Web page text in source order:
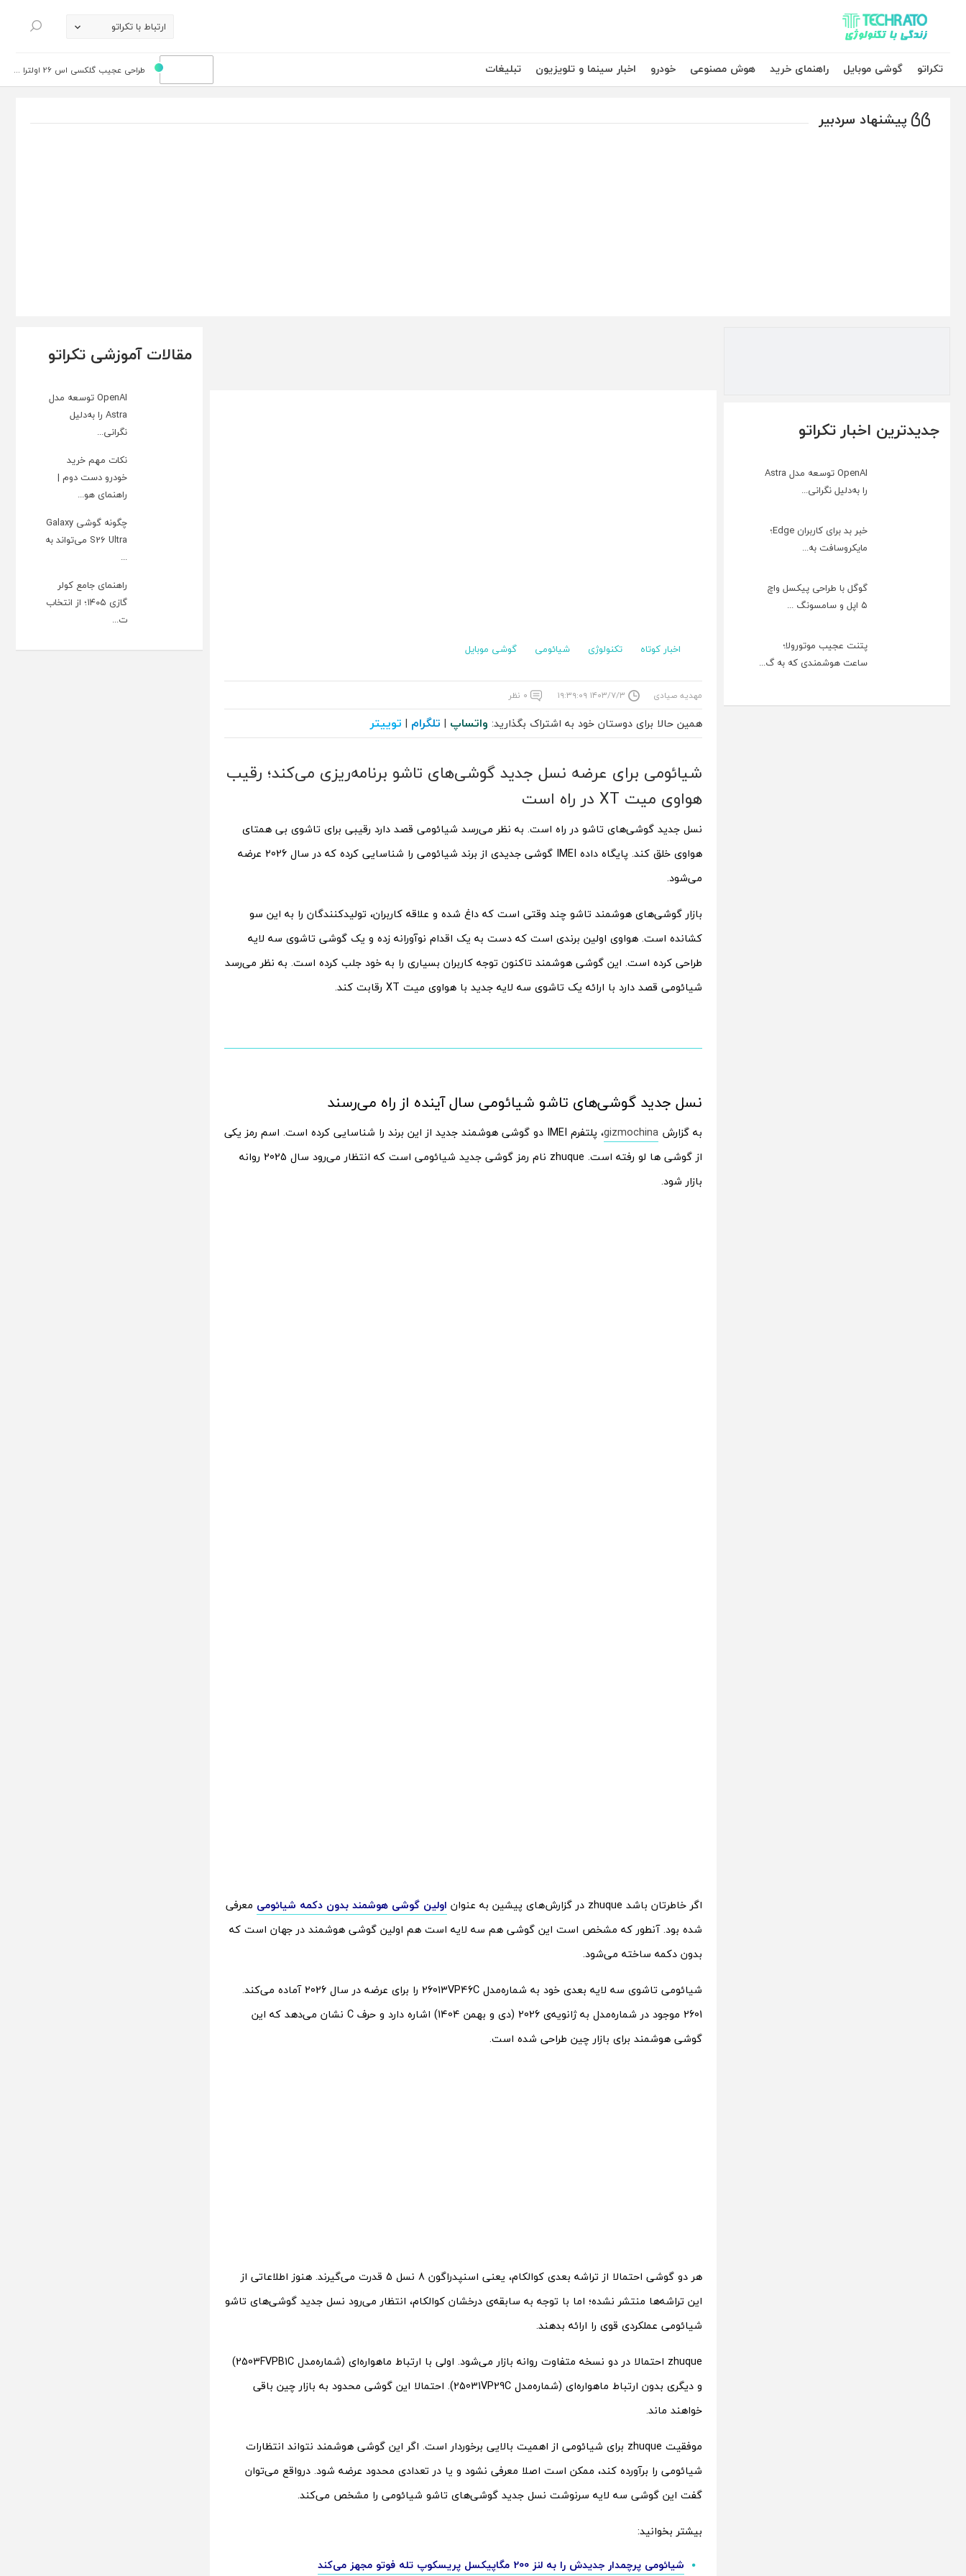
تکراتو – زندگی با تکنولوژی ارتباط با تکراتو
جستجو
تکراتو
گوشی موبایل راهنمای خرید هوش مصنوعی خودرو اخبار سینما و تلویزیون تبلیغات طراحی عجیب گلکسی اس 26 اولترا ...
پیشنهاد سردبیر
جدیدترین اخبار تکراتو
OpenAI توسعه مدل Astra
را به‌دلیل نگرانی...
خبر بد برای کاربران Edge؛
مایکروسافت به‌...
گوگل با طراحی پیکسل واچ
۵ اپل و سامسونگ ...
پتنت عجیب موتورولا؛
ساعت هوشمندی که به گ...
اخبار کوتاه تکنولوژی شیائومی گوشی موبایل
مهدیه صیادی ۱۴۰۳/۷/۳ ۱۹:۳۹:۰۹ ۰ نظر
همین حالا برای دوستان خود به اشتراک بگذارید: واتساپ | تلگرام | توییتر
شیائومی برای عرضه نسل جدید گوشی‌های تاشو برنامه‌ریزی می‌کند؛ رقیب
هواوی میت XT در راه است
نسل جدید گوشی‌های تاشو در راه است. به نظر می‌رسد شیائومی قصد دارد رقیبی برای تاشوی بی همتای
هواوی خلق کند. پایگاه داده IMEI گوشی جدیدی از برند شیائومی را شناسایی کرده که در سال 2026 عرضه
می‌شود.
بازار گوشی‌های هوشمند تاشو چند وقتی است که داغ شده و علاقه کاربران، تولیدکنندگان را به این سو
کشانده است. هواوی اولین برندی است که دست به یک اقدام نوآورانه زده و یک گوشی تاشوی سه لایه
طراحی کرده است. این گوشی هوشمند تاکنون توجه کاربران بسیاری را به خود جلب کرده است. به نظر می‌رسد
شیائومی قصد دارد با ارائه یک تاشوی سه لایه جدید با هواوی میت XT رقابت کند.
نسل جدید گوشی‌های تاشو شیائومی سال آینده از راه می‌رسند
به گزارش gizmochina
، پلتفرم IMEI دو گوشی هوشمند جدید از این برند را شناسایی کرده است. اسم رمز یکی
از گوشی ها لو رفته است. zhuque نام رمز گوشی جدید شیائومی است که انتظار می‌رود سال 2025 روانه
بازار شود.
اگر خاطرتان باشد zhuque در گزارش‌های پیشین به عنوان اولین گوشی هوشمند بدون دکمه شیائومی معرفی
شده بود. آنطور که مشخص است این گوشی هم سه لایه است هم اولین گوشی هوشمند در جهان است که
بدون دکمه ساخته می‌شود.
شیائومی تاشوی سه لایه بعدی خود به شماره‌مدل 26013VP46C را برای عرضه در سال 2026 آماده می‌کند.
2601 موجود در شماره‌مدل به ژانویه‌ی 2026 (دی و بهمن 1404) اشاره دارد و حرف C نشان می‌دهد که این
گوشی هوشمند برای بازار چین طراحی شده است.
هر دو گوشی احتمالا از تراشه بعدی کوالکام، یعنی اسنپدراگون 8 نسل 5 قدرت می‌گیرند. هنوز اطلاعاتی از
این تراشه‌ها منتشر نشده؛ اما با توجه به سابقه‌ی درخشان کوالکام، انتظار می‌رود نسل جدید گوشی‌های تاشو
شیائومی عملکردی قوی را ارائه بدهند.
zhuque احتمالا در دو نسخه متفاوت روانه بازار می‌شود. اولی با ارتباط ماهواره‌ای (شماره‌مدل 2503FVPB1C)
و دیگری بدون ارتباط ماهواره‌ای (شماره‌مدل 25031VP29C). احتمالا این گوشی محدود به بازار چین باقی
خواهند ماند.
موفقیت zhuque برای شیائومی از اهمیت بالایی برخوردار است. اگر این گوشی هوشمند نتواند انتظارات
شیائومی را برآورده کند، ممکن است اصلا معرفی نشود و یا در تعدادی محدود عرضه شود. درواقع می‌توان
گفت این گوشی سه لایه سرنوشت نسل جدید گوشی‌های تاشو شیائومی را مشخص می‌کند.
بیشتر بخوانید:
شیائومی پرچمدار جدیدش را به لنز 200 مگاپیکسل پریسکوپ تله فوتو مجهز می‌کند
مقالات آموزشی تکراتو
OpenAI توسعه مدل
Astra را به‌دلیل
نگرانی...
نکات مهم خرید
خودرو دست دوم |
راهنمای هو...
چگونه گوشی Galaxy
S26 Ultra می‌تواند به
...
راهنمای جامع کولر
گازی ۱۴۰۵؛ از انتخاب
ت...